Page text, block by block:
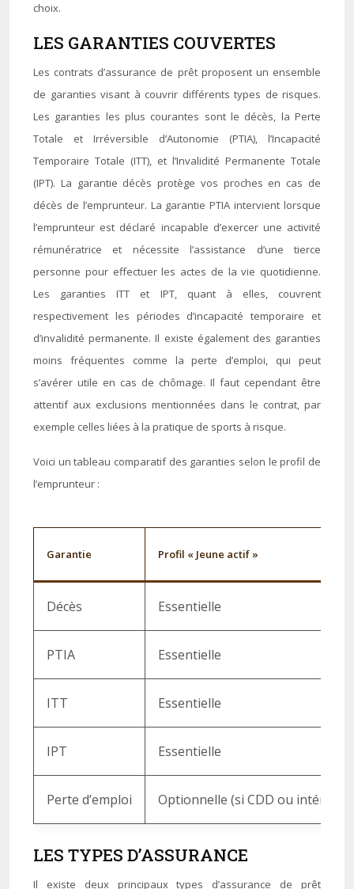
choix.
LES GARANTIES COUVERTES
Les contrats d’assurance de prêt proposent un ensemble
de garanties visant à couvrir différents types de risques.
Les garanties les plus courantes sont le décès, la Perte
Totale et Irréversible d’Autonomie (PTIA), l’Incapacité
Temporaire Totale (ITT), et l’Invalidité Permanente Totale
(IPT). La garantie décès protège vos proches en cas de
décès de l’emprunteur. La garantie PTIA intervient lorsque
l’emprunteur est déclaré incapable d’exercer une activité
rémunératrice et nécessite l’assistance d’une tierce
personne pour effectuer les actes de la vie quotidienne.
Les garanties ITT et IPT, quant à elles, couvrent
respectivement les périodes d’incapacité temporaire et
d’invalidité permanente. Il existe également des garanties
moins fréquentes comme la perte d’emploi, qui peut
s’avérer utile en cas de chômage. Il faut cependant être
attentif aux exclusions mentionnées dans le contrat, par
exemple celles liées à la pratique de sports à risque.
Voici un tableau comparatif des garanties selon le profil de
l’emprunteur :
Garantie Profil « Jeune actif »
Décès Essentielle
PTIA Essentielle
ITT Essentielle
IPT Essentielle
Perte d’emploi Optionnelle (si CDD ou intérim)
LES TYPES D’ASSURANCE
Il existe deux principaux types d’assurance de prêt